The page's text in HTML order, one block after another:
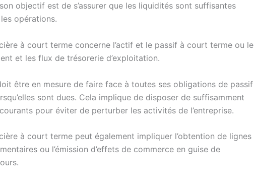
objectif est de s’assurer que les liquidités sont suffisantes
opérations.
à court terme concerne l’actif et le passif à court terme ou le
et les flux de trésorerie d’exploitation.
être en mesure de faire face à toutes ses obligations de passif
sont dues. Cela implique de disposer de suffisamment
pour éviter de perturber les activités de l’entreprise.
à court terme peut également impliquer l’obtention de lignes
ou l’émission d’effets de commerce en guise de